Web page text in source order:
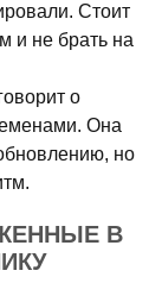
Стоит
и не брать на
о
Она
но
В